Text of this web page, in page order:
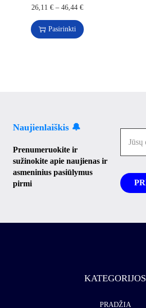
26,11€ –46,44€
Pasirinkti
Naujienlaiškis 🔔
Prenumeruokite ir
sužinokite apie naujienas ir
asmeninius pasiūlymus
pirmi
KATEGORIJOS
PRADŽIA